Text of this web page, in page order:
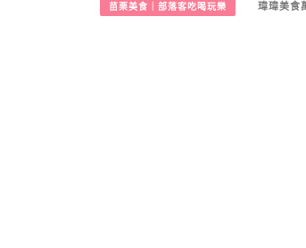
苗栗美食｜部落客吃喝玩樂 瑋瑋美食